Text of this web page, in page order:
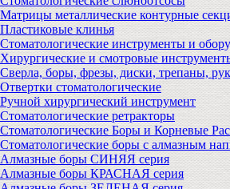
Матрицы металлические контурные
Пластиковые клинья
Стоматологические инструменты и
Хирургические и смотровые
Сверла, боры, фрезы, диски, трепаны,
Отвертки стоматологические
Ручной хирургический инструмент
Стоматологические ретракторы
Стоматологические Боры и Корневые
Стоматологические боры с алмазным
Алмазные боры СИНЯЯ серия
Алмазные боры КРАСНАЯ серия